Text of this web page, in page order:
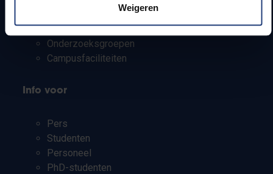
Weigeren
Bereikbaarheid
Onderzoeksgroepen
Campusfaciliteiten
Info voor
Pers
Studenten
Personeel
PhD-studenten